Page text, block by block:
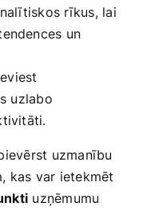
rīkus, lai
un
uzlabo
uzmanību
kas var‌ ietekmēt
uzņēmumu